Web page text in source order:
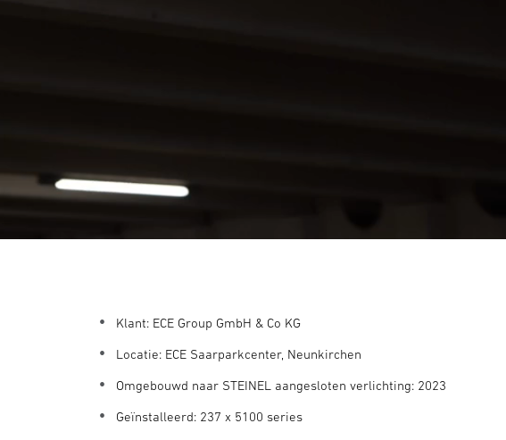
Klant: ECE Group GmbH & Co KG
Locatie: ECE Saarparkcenter, Neunkirchen
Omgebouwd naar STEINEL aangesloten verlichting: 2023
Geïnstalleerd: 237 x 5100 series